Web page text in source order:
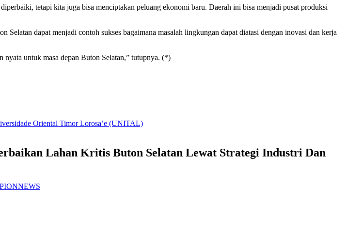
tetapi kita juga bisa menciptakan peluang ekonomi baru. Daerah ini bisa menjadi pusat produksi
Selatan dapat menjadi contoh sukses bagaimana masalah lingkungan dapat diatasi dengan inovasi dan kerja
nyata untuk masa depan Buton Selatan,” tutupnya. (*)
Oriental Timor Lorosa’e (UNITAL)
Lahan Kritis Buton Selatan Lewat Strategi Industri Dan